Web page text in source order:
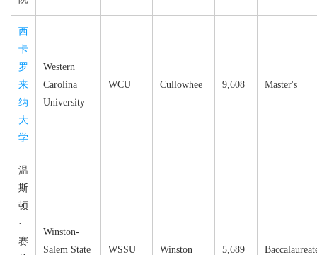
西
卡
罗
来
纳
大
学
Western
Carolina
University
WCU Cullowhee 9,608 Master's
温
斯
顿
·
赛
Winston-
Salem State
WSSU Winston 5,689